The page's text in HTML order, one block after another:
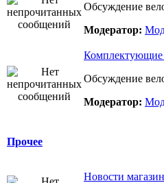
Обсуждение
Модератор:
Комплектующие
Обсуждение
Модератор:
Прочее
Новости